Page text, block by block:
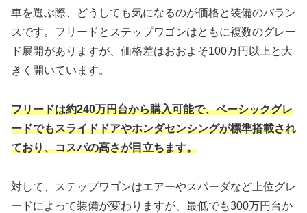
車を選ぶ際、どうしても気になるのが価格と装備のバラン
スです。フリードとステップワゴンはともに複数のグレー
ド展開がありますが、価格差はおおよそ100万円以上と大
きく開いています。
フリードは約240万円台から購入可能で、ベーシックグレ
ードでもスライドドアやホンダセンシングが標準搭載され
ており、コスパの高さが目立ちます。
対して、ステップワゴンはエアーやスパーダなど上位グレ
ードによって装備が変わりますが、最低でも300万円台か